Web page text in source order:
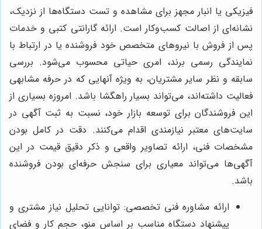
فیزیکی یا انبار مجهز برای مشاهده و تست دستگاه‌ها از نزدیک،
نشانه‌ای از اصالت کسب‌وکار است. ارائه گارانتی کتبی و خدمات
پس از فروش با نیروهای متخصص خود فروشنده یا در ارتباط با
نمایندگی رسمی برند، امری حیاتی محسوب می‌شود. بررسی
سابقه و نظر سایر مشتریان، به ویژه آنهایی که در حرفه مشابهی
فعالیت داشته‌اند، می‌تواند بسیار راهگشا باشد. امروزه بسیاری از
این فروشندگان برای توسعه بازار خود، نسبت به ثبت آگهی در
سایت‌های معتبر نیازمندی اقدام می‌کنند. دقت در کامل بودن
مشخصات فنی، ارائه تصاویر واقعی و ذکر دقیق قیمت در این
آگهی‌ها می‌تواند معیاری برای سنجش حرفه‌ای بودن فروشنده
باشد.
ارائه مشاوره فنی تخصصی: توانایی تحلیل نیاز مشتری و
پیشنهاد دستگاه مناسب بر اساس منو، حجم کار و فضای